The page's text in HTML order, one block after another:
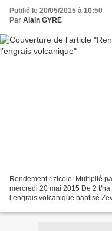
Publié le 20/05/2015 à 10:50
Par Alain GYRE
Rendement rizicole: Multiplié
mercredi 20 mai 2015 De 2 t/
l’engrais volcanique baptisé